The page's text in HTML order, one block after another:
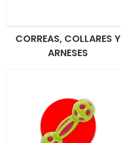
CORREAS, COLLARES Y
ARNESES